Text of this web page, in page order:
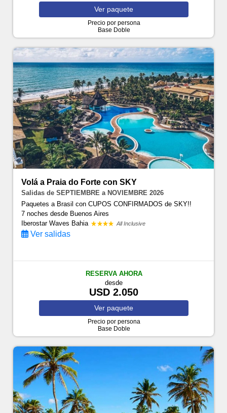
Ver paquete
Precio por persona
Base Doble
Volá a Praia do Forte con SKY
Salidas de SEPTIEMBRE a NOVIEMBRE 2026
Paquetes a Brasil con CUPOS CONFIRMADOS de SKY!!
7 nochesdesde Buenos Aires
Iberostar Waves Bahia
All Inclusive
Ver salidas
RESERVA AHORA
desde
USD 2.050
Ver paquete
Precio por persona
Base Doble